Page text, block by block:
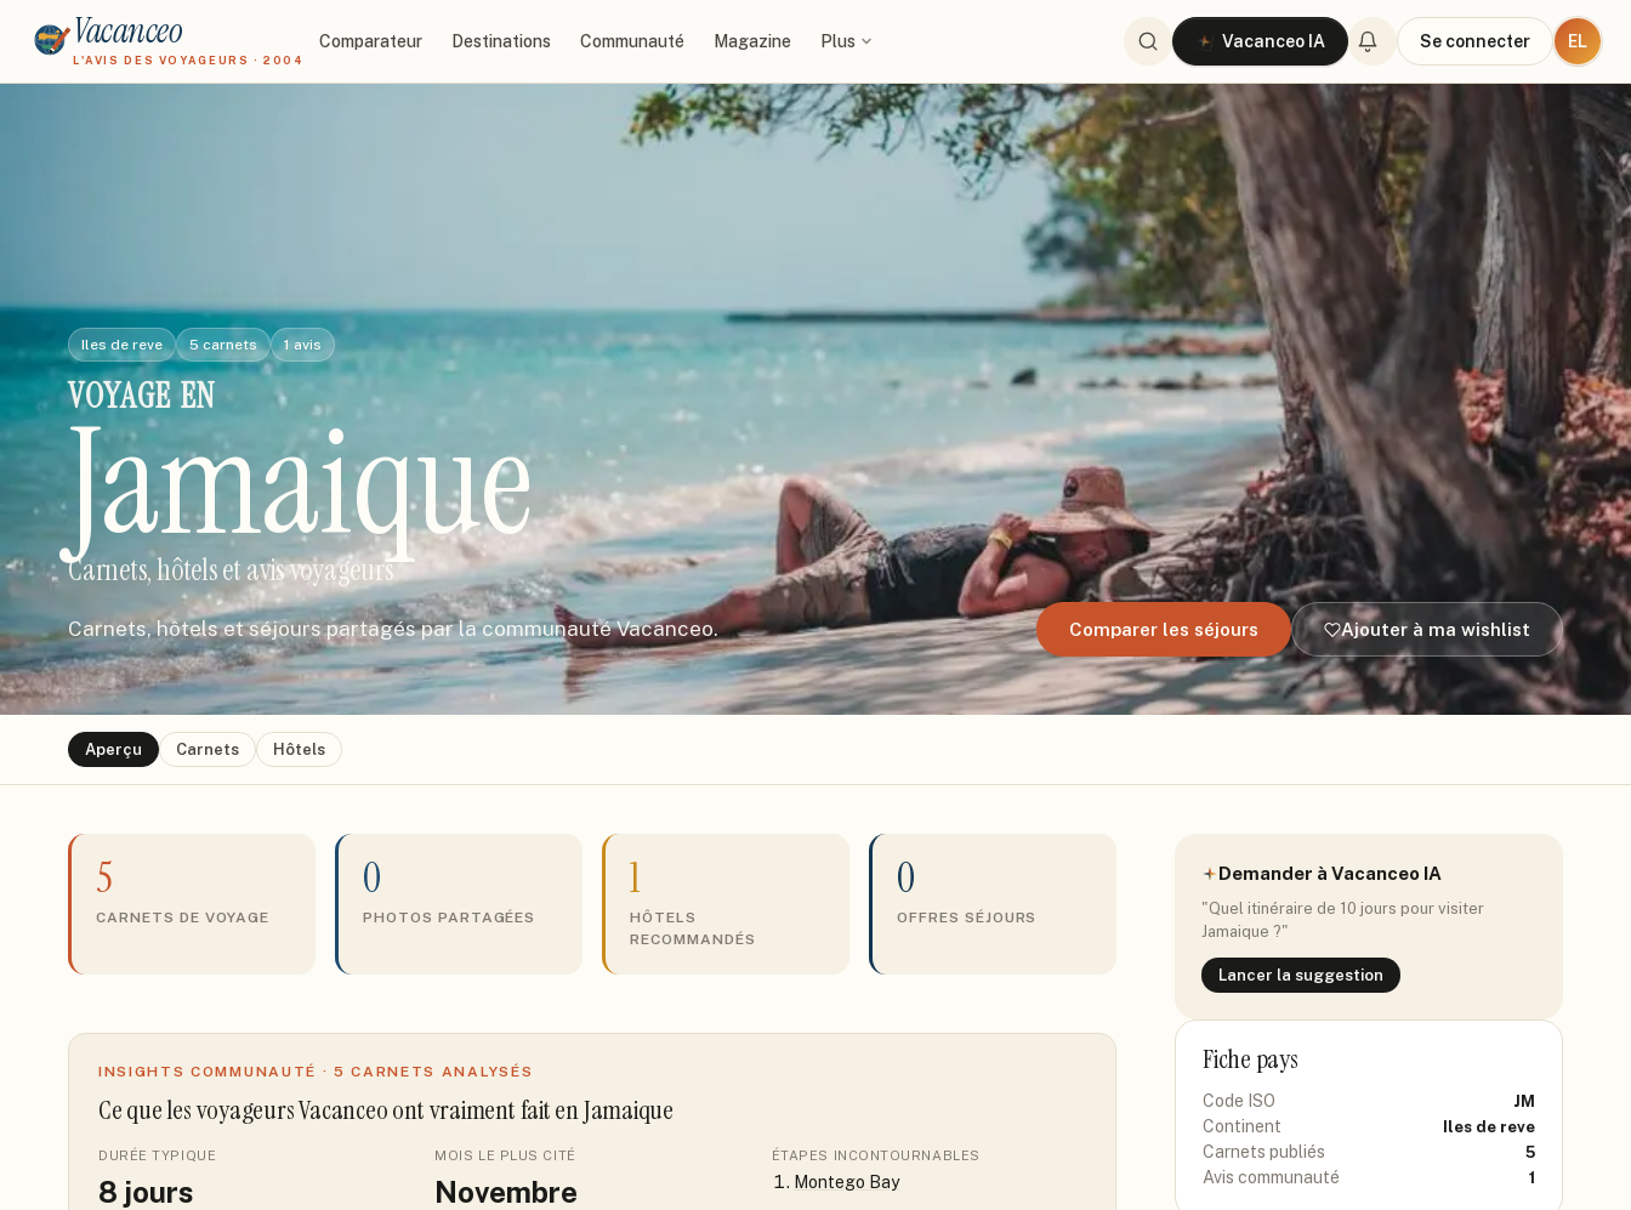
Vacanceo
L'AVIS DES VOYAGEURS · 2004
Comparateur Destinations Communauté Magazine Plus Vacanceo IA Se connecter EL
Iles de reve 5carnets 1 avis
VOYAGEEN
Jamaique
Carnets, hôtels et avis voyageurs
Carnets, hôtels et séjours partagés par la communauté Vacanceo. Comparer les séjours Ajouter à ma wishlist
Aperçu Carnets Hôtels
5
CARNETS DE VOYAGE
0
PHOTOS PARTAGÉES
1
HÔTELS
RECOMMANDÉS
0
OFFRES SÉJOURS
INSIGHTS COMMUNAUTÉ · 5 CARNETS ANALYSÉS
Ce que les voyageurs Vacanceo ont vraiment faiten Jamaique
DURÉE TYPIQUE
8 jours
MOIS LE PLUS CITÉ
Novembre
ÉTAPES INCONTOURNABLES
Montego Bay
Demander à Vacanceo IA
"Quel itinéraire de 10 jours pour visiter
Jamaique ?"
Lancer la suggestion
Fiche pays
Code ISO JM
Continent Iles de reve
Carnets publiés 5
Avis communauté 1